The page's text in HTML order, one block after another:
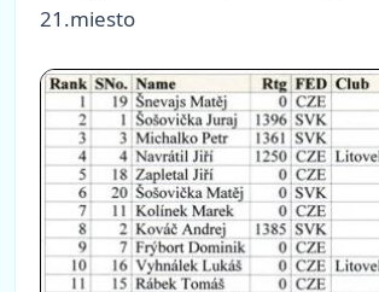
21.miesto